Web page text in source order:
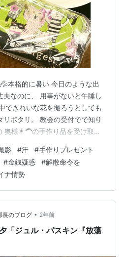
本格的に暑い 今日のような出
夫なのに、 用事がないと午睡し
できれいな花を撮ろうとしても
リポタリ。 教会の受付でで知り
奥様👩‍🦱の手作り品を受け取り
セージです ガラテヤ人への手紙
もに莫大な財産を残して 死んだ
続人である子どもは 父の全財産
大きくなるま…
影 #汗 #手作りプレゼント
#金銭疑惑 #解散命令を
ナ情勢
長のブログ • 2年前
「ジュル・パスキン『放蕩